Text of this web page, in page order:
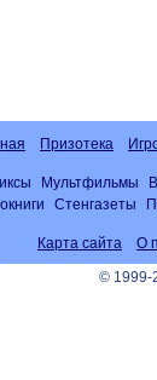
Призотека
Мультфильмы
Стенгазеты
Карта сайта О
© 1999-